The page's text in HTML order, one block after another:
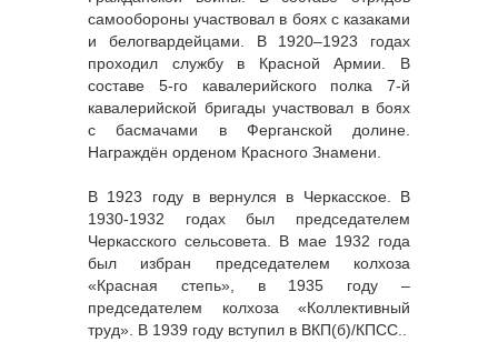
самообороны участвовал в боях с казаками
и белогвардейцами. В 1920–1923 годах
проходил службу в Красной Армии. В
составе 5-го кавалерийского полка 7-й
кавалерийской бригады участвовал в боях
с басмачами в Ферганской долине.
Награждён орденом Красного Знамени.
В 1923 году в вернулся в Черкасское. В
1930-1932 годах был председателем
Черкасского сельсовета. В мае 1932 года
был избран председателем колхоза
«Красная степь», в 1935 году –
председателем колхоза «Коллективный
труд». В 1939 году вступил в ВКП(б)/КПСС..